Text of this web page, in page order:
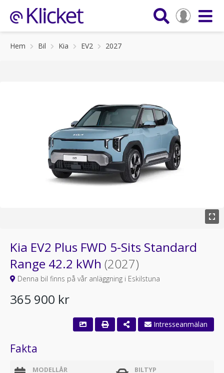
Hem Bil Kia EV2 2027
Kia EV2 Plus FWD 5-Sits Standard
Range 42.2 kWh (2027)
Denna bil finns på vår anläggning i Eskilstuna
365 900 kr
Fakta
MODELLÅR BILTYP